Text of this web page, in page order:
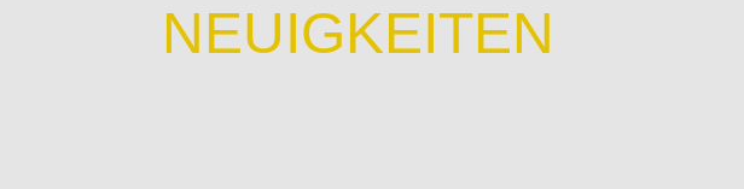
NEUIGKEITEN